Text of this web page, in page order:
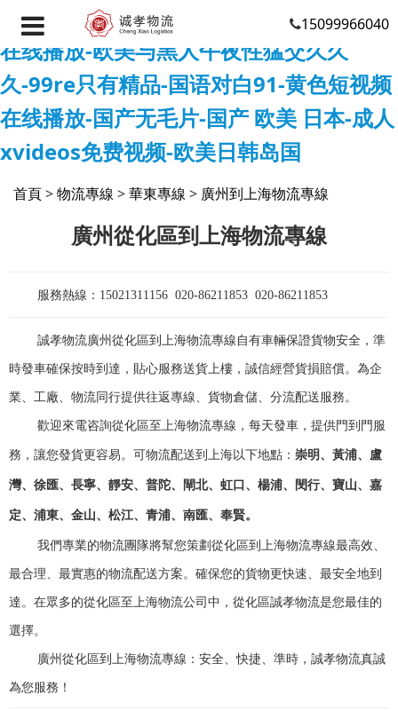
日韩高清一区二区-日日躁夜夜躁-福利视频
在线播放-欧美与黑人午夜性猛交久久
久-99re只有精品-国语对白91-黄色短视频
在线播放-国产无毛片-国产 欧美 日本-成人
xvideos免费视频-欧美日韩岛国
15099966040
首頁>物流專線 >華東專線 > 廣州到上海物流專線
廣州從化區到上海物流專線
服務熱線：15021311156 020-86211853 020-86211853
誠孝物流廣州從化區到上海物流專線自有車輛保證貨物安全，準
時發車確保按時到達，貼心服務送貨上樓，誠信經營貨損賠償。為企
業、工廠、物流同行提供往返專線、貨物倉儲、分流配送服務。
歡迎來電咨詢從化區至上海物流專線，每天發車，提供門到門服
務，讓您發貨更容易。可物流配送到上海以下地點： 崇明、黃浦、盧
灣、徐匯、長寧、靜安、普陀、閘北、虹口、楊浦、閔行、寶山、嘉
定、浦東、金山、松江、青浦、南匯、奉賢。
我們專業的物流團隊將幫您策劃從化區到上海物流專線最高效、
最合理、最實惠的物流配送方案。確保您的貨物更快速、最安全地到
達。在眾多的從化區至上海物流公司中，從化區誠孝物流是您最佳的
選擇。
廣州從化區到上海物流專線：安全、快捷、準時，誠孝物流真誠
為您服務！